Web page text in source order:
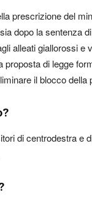
prescrizione del
dopo la sentenza
alleati giallorossi e
proposta di legge
il blocco
di centrodestra e